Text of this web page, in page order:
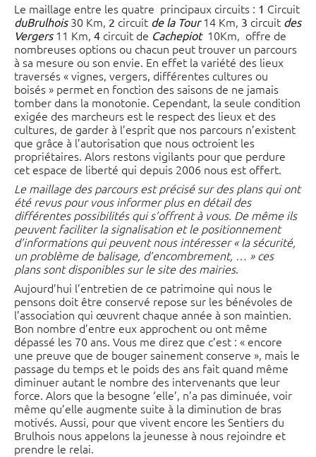
Le maillage entre les quatre principaux circuits : 1 Circuit
duBrulhois30 Km, 2 circuit de la Tour14 Km, 3 circuit des
Vergers11 Km, 4 circuit de Cachepiot10Km, offre de
nombreuses options ou chacun peut trouver un parcours
à sa mesure ou son envie. En effet la variété des lieux
traversés « vignes, vergers, différentes cultures ou
boisés » permet en fonction des saisons de ne jamais
tomber dans la monotonie. Cependant, la seule condition
exigée des marcheurs est le respect des lieux et des
cultures, de garder à l’esprit que nos parcours n’existent
que grâce à l’autorisation que nous octroient les
propriétaires. Alors restons vigilants pour que perdure
cet espace de liberté qui depuis 2006 nous est offert.
Le maillage des parcours est précisé sur des plans qui ont
été revus pour vous informer plus en détail des
différentes possibilités qui s’offrent à vous. De même ils
peuvent faciliter la signalisation et le positionnement
d’informations qui peuvent nous intéresser « la sécurité,
un problème de balisage, d’encombrement, … » ces
plans sont disponibles sur le site des mairies.
Aujourd’hui l’entretien de ce patrimoine qui nous le
pensons doit être conservé repose sur les bénévoles de
l’association qui œuvrent chaque année à son maintien.
Bon nombre d’entre eux approchent ou ont même
dépassé les 70 ans. Vous me direz que c’est : « encore
une preuve que de bouger sainement conserve », mais le
passage du temps et le poids des ans fait quand même
diminuer autant le nombre des intervenants que leur
force. Alors que la besogne ‘elle’, n’a pas diminuée, voir
même qu’elle augmente suite à la diminution de bras
motivés. Aussi, pour que vivent encore les Sentiers du
Brulhois nous appelons la jeunesse à nous rejoindre et
prendre le relai.